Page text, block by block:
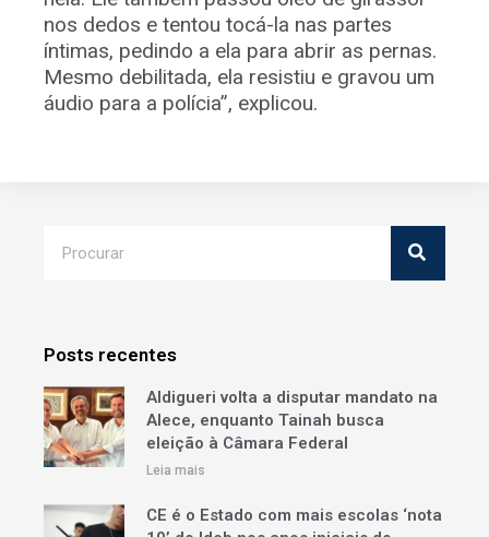
nos dedos e tentou tocá-la nas partes
íntimas, pedindo a ela para abrir as pernas.
Mesmo debilitada, ela resistiu e gravou um
áudio para a polícia”, explicou.
Posts recentes
Aldigueri volta a disputar mandato na
Alece, enquanto Tainah busca
eleição à Câmara Federal
Leia mais
CE é o Estado com mais escolas ‘nota